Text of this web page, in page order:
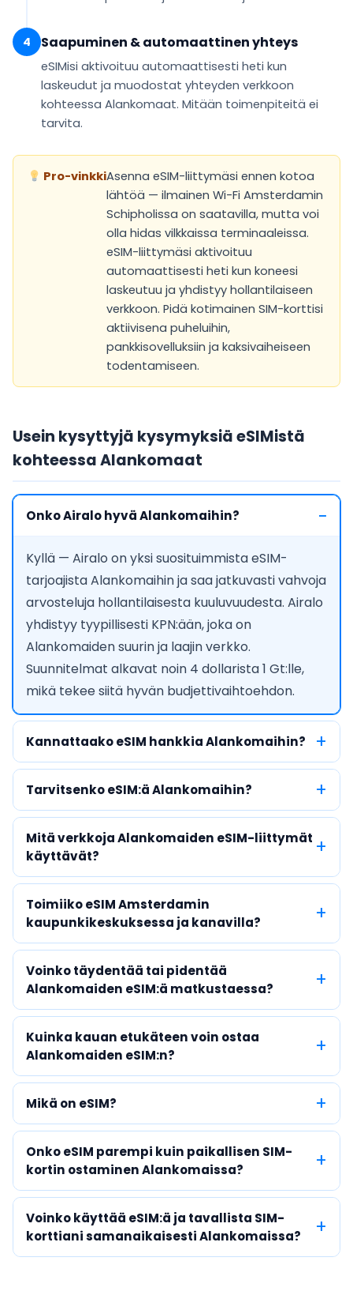
4 Saapuminen & automaattinen yhteys
eSIMisi aktivoituu automaattisesti heti kun
laskeudut ja muodostat yhteyden verkkoon
kohteessa Alankomaat. Mitään toimenpiteitä ei
tarvita.
Pro-vinkkiAsenna eSIM-liittymäsi ennen kotoa
lähtöä — ilmainen Wi-Fi Amsterdamin
Schipholissa on saatavilla, mutta voi
olla hidas vilkkaissa terminaaleissa.
eSIM-liittymäsi aktivoituu
automaattisesti heti kun koneesi
laskeutuu ja yhdistyy hollantilaiseen
verkkoon. Pidä kotimainen SIM-korttisi
aktiivisena puheluihin,
pankkisovelluksiin ja kaksivaiheiseen
todentamiseen.
Usein kysyttyjä kysymyksiä eSIMistä
kohteessa Alankomaat
Onko Airalo hyvä Alankomaihin?
Kyllä — Airalo on yksi suosituimmista eSIM-
tarjoajista Alankomaihin ja saa jatkuvasti vahvoja
arvosteluja hollantilaisesta kuuluvuudesta. Airalo
yhdistyy tyypillisesti KPN:ään, joka on
Alankomaiden suurin ja laajin verkko.
Suunnitelmat alkavat noin 4 dollarista 1 Gt:lle,
mikä tekee siitä hyvän budjettivaihtoehdon.
Kannattaako eSIM hankkia Alankomaihin?
Tarvitsenko eSIM:ä Alankomaihin?
Mitä verkkoja Alankomaiden eSIM-liittymät
käyttävät?
Toimiiko eSIM Amsterdamin
kaupunkikeskuksessa ja kanavilla?
Voinko täydentää tai pidentää
Alankomaiden eSIM:ä matkustaessa?
Kuinka kauan etukäteen voin ostaa
Alankomaiden eSIM:n?
Mikä on eSIM?
Onko eSIM parempi kuin paikallisen SIM-
kortin ostaminen Alankomaissa?
Voinko käyttää eSIM:ä ja tavallista SIM-
korttiani samanaikaisesti Alankomaissa?